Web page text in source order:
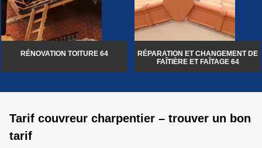
RÉNOVATION TOITURE 64
RÉPARATION ET CHANGEMENT DE
FAÎTIÈRE ET FAÎTAGE 64
Tarif couvreur charpentier – trouver un bon
tarif